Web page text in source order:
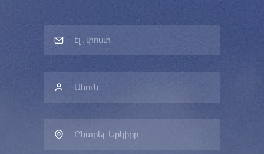
Ընտրել Երկիրը